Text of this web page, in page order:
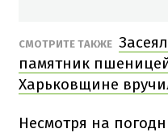
СМОТРИТЕ ТАКЖЕ
памятник
Харьковщине
Несмотря на